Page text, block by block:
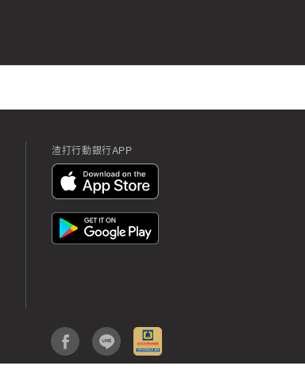
渣打行動銀行APP
App
Icon
App
Icon